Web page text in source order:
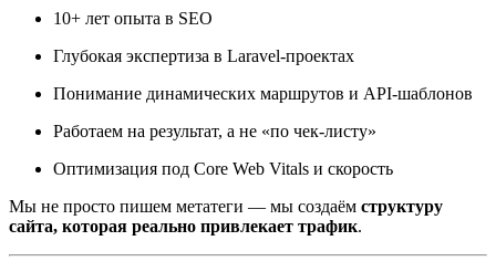
10+ лет опыта в SEO
Глубокая экспертиза в Laravel-проектах
Понимание динамических маршрутов и API-шаблонов
Работаем на результат, а не «по чек-листу»
Оптимизация под Core Web Vitals и скорость
Мы не просто пишем метатеги — мы создаём структуру
сайта, которая реально привлекает трафик.